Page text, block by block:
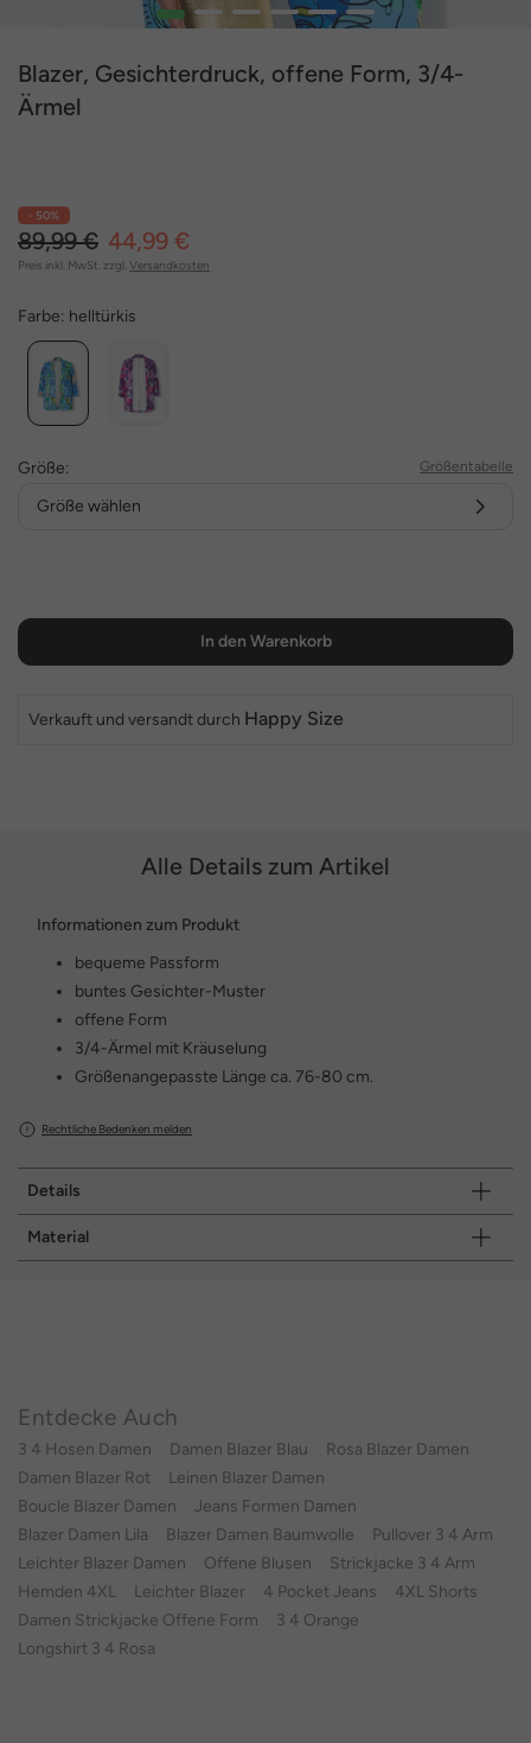
1 3 4 5 6
Blazer, Gesichterdruck, offene Form, 3/4-
Ärmel
- 50%
89,99 € 44,99 €
Preis inkl. MwSt. zzgl. Versandkosten
Farbe: helltürkis
Größe: Größentabelle
Größe wählen
In den Warenkorb
Verkauft und versandt durch Happy Size
Alle Details zum Artikel
Informationen zum Produkt
bequeme Passform
buntes Gesichter-Muster
offene Form
3/4-Ärmel mit Kräuselung
Größenangepasste Länge ca. 76-80 cm.
Rechtliche Bedenken melden
Details
Material
Entdecke Auch
3 4 Hosen Damen Damen Blazer Blau
Rosa Blazer Damen
Damen Blazer Rot
Leinen Blazer Damen
Boucle Blazer Damen
Jeans Formen Damen
Blazer Damen Lila
Blazer Damen Baumwolle
Pullover 3 4 Arm
Leichter Blazer Damen
Offene Blusen
Strickjacke 3 4 Arm
Hemden 4XL
Leichter Blazer 4 Pocket Jeans
4XL Shorts
Damen Strickjacke Offene Form
3 4 Orange
Longshirt 3 4 Rosa